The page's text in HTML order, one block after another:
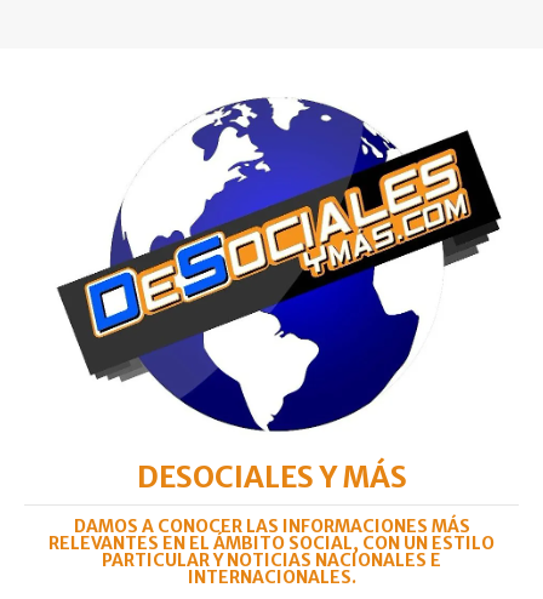
DESOCIALES Y MÁS
DAMOS A CONOCER LAS INFORMACIONES MÁS
RELEVANTES EN EL ÁMBITO SOCIAL, CON UN ESTILO
PARTICULAR Y NOTICIAS NACIONALES E
INTERNACIONALES.